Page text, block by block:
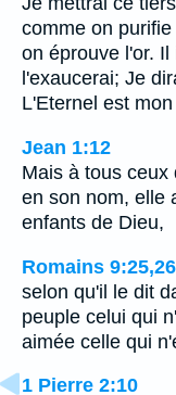
comme on
on éprouve l'or.
l'exaucerai; Je
L'Eternel est
Jean 1:12
Mais à tous ceux
en son nom, elle
enfants de Dieu,
Romains 9:25,26
selon qu'il le dit
peuple celui qui
aimée celle qui
1 Pierre 2:10